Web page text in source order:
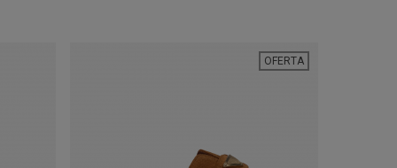
OFERTA